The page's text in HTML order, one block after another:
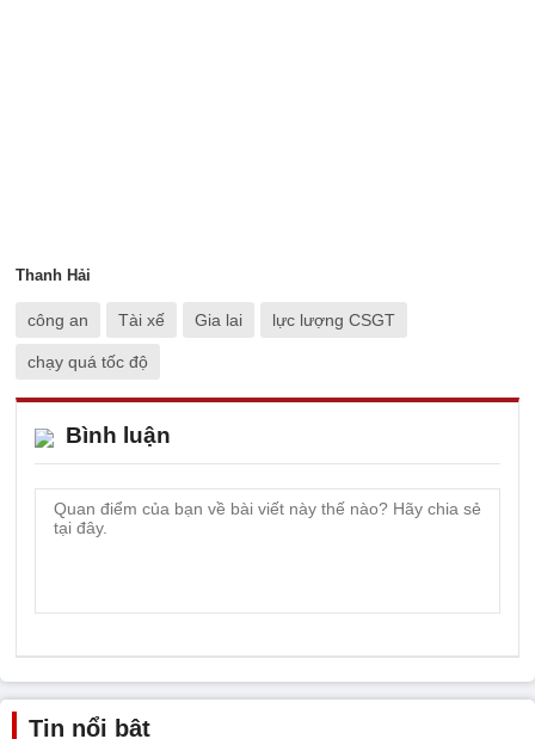
Thanh Hải
công an Tài xế Gia lai lực lượng CSGT
chạy quá tốc độ
Bình luận
Tin nổi bật